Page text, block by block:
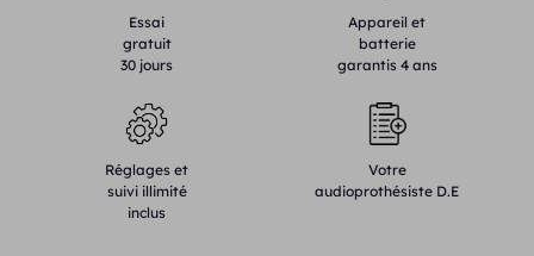
Essai
gratuit
30 jours
Appareil et
batterie
garantis 4 ans
Réglages et
suivi illimité
inclus
Votre
audioprothésiste D.E